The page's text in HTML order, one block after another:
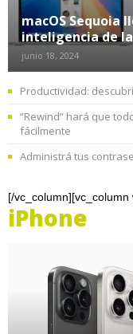
macOS Sequoia
inteligencia de
junio 18, 2024
Productividad:
“Rewind” hará que
fácilmente
Administrá tus
[/vc_column][vc_column
iPhone